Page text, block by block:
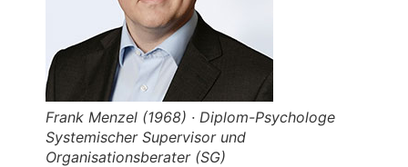
Frank Menzel (1968) · Diplom-Psychologe
Systemischer Supervisor und
Organisationsberater (SG)